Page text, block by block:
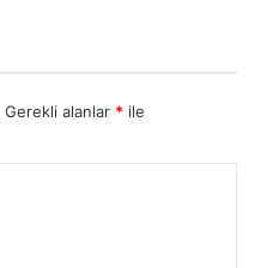
Gerekli alanlar * ile